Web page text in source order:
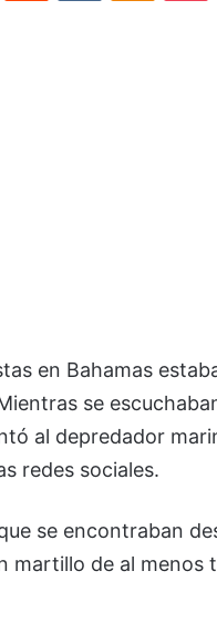
en Bahamas
se
al depredador
redes sociales.
se encontraban
martillo de al menos